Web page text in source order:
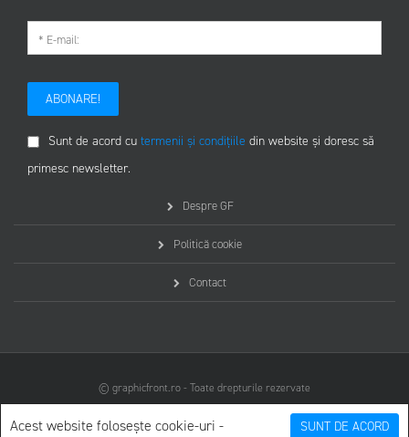
SUNT DE ACORD
Acest website folosește cookie-uri -
ABONARE!
Sunt de acord cu termenii și condițiile din website și doresc să
primesc newsletter.
Despre GF
Politică cookie
Contact
© graphicfront.ro - Toate drepturile rezervate